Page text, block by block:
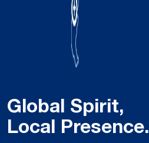
Global Spirit,
Local Presence.